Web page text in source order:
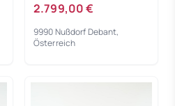
50 cm Testrad
2.799,00 €
9990 Nußdorf Debant,
Österreich